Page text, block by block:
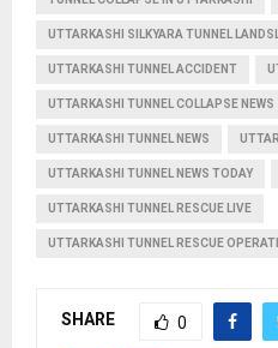
UTTARKASHI SILKYARA TUNNEL
UTTARKASHI TUNNEL ACCIDENT
UTTARKASHI TUNNEL COLLAPSE NEWS
UTTARKASHI TUNNEL NEWS
UTTARKASHI TUNNEL NEWS TODAY
UTTARKASHI TUNNEL RESCUE LIVE
UTTARKASHI TUNNEL RESCUE
SHARE 0